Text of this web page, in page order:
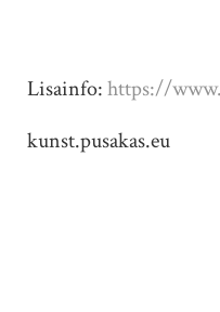
Lisainfo:https://
kunst.pusakas.eu